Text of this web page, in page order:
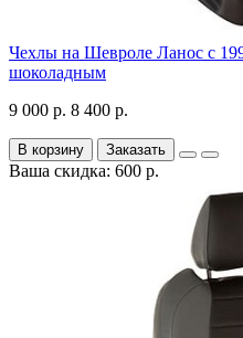
Чехлы на Шевроле Ланос с
шоколадным
9 000 р. 8 400 р.
В корзину Заказать
Ваша скидка: 600 р.